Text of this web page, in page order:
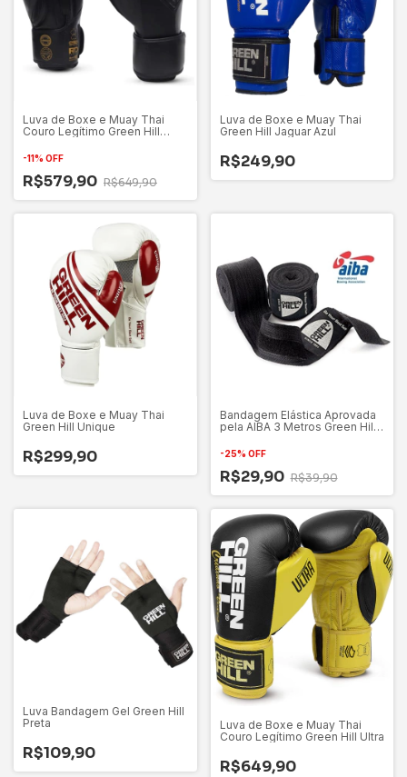
Luva de Boxe e Muay Thai
Couro Legítimo Green Hill
-11% OFF
R$579,90 R$649,90
Luva de Boxe e Muay Thai
Green Hill Jaguar Azul
R$249,90
Luva de Boxe e Muay Thai
Green Hill Unique
R$299,90
Bandagem Elástica Aprovada
pela AIBA 3 Metros Green Hill
-25% OFF
R$29,90 R$39,90
Luva Bandagem Gel Green Hill
Preta
R$109,90
Luva de Boxe e Muay Thai
Couro Legítimo Green Hill Ultra
R$649,90